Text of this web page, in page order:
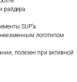
райдера.
SUP’а.
логотипом
полезен при активной